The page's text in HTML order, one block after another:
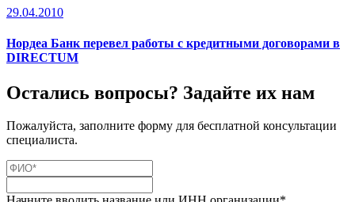
29.04.2010
Нордеа Банк перевел работы с кредитными договорами в
DIRECTUM
Остались вопросы? Задайте их нам
Пожалуйста, заполните форму для бесплатной консультации
специалиста.